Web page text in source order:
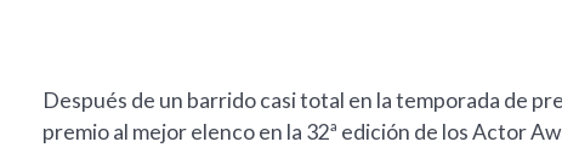
Después de un barrido casi total en la temporada de
premio al mejor elenco en la 32ª edición de los Actor